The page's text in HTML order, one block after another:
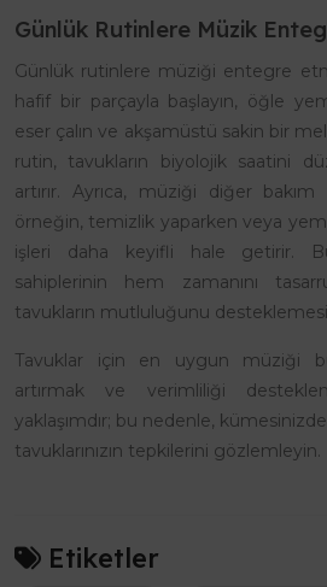
Günlük Rutinlere Müzik
Günlük rutinlere müziği entegre
hafif bir parçayla başlayın, öğle
eser çalın ve akşamüstü sakin bir
rutin, tavukların biyolojik saatini
artırır. Ayrıca, müziği diğer
örneğin, temizlik yaparken veya
işleri daha keyifli hale getirir.
sahiplerinin hem zamanını
tavukların mutluluğunu
Tavuklar için en uygun müziği
artırmak ve verimliliği
yaklaşımdır; bu nedenle,
tavuklarınızın tepkilerini gözlemleyin.
Etiketler